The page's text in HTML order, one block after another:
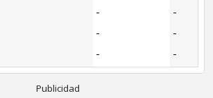
-
-
-
-
-
-
Publicidad